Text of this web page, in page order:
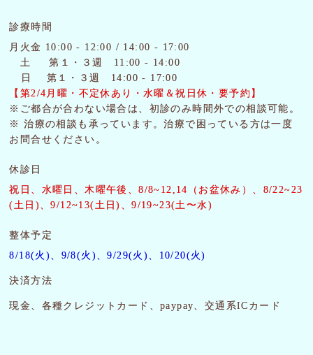
診療時間
月火金 10:00 - 12:00 / 14:00 - 17:00
土
第１・３週 11:00 - 14:00
日 第１・３週 14:00 - 17:00
【第2/4月曜・ 不定休あり・水曜＆祝日休・要予約】
※ご都合が合わない場合は、初診のみ時間外での相談可能。
※ 治療の相談も承っています。治療で困っている方は一度
お問合せください。
休診日
祝日、水曜日、木曜午後
、8/8~12,14（お盆休み）、8/22~23
(土日)、9/12~13(土日)、9/19~23(土〜水)
整体予定
8/18(火)、9/8(火)、9/29(火)、10/20(火)
決済方法
現金、各種クレジットカード、paypay、交通系ICカード